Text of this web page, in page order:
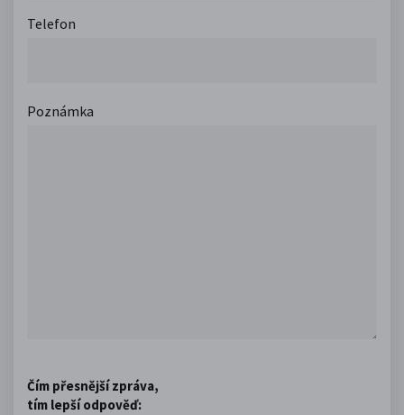
Telefon
Poznámka
Čím přesnější zpráva,
tím lepší odpověď: